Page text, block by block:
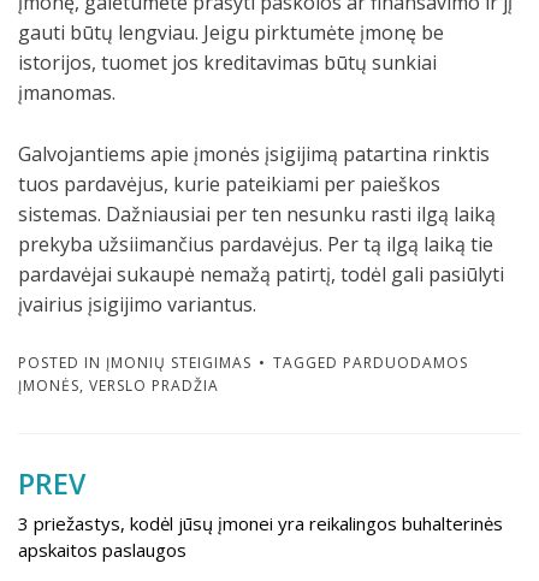
gauti būtų lengviau. Jeigu pirktumėte įmonę be
istorijos, tuomet jos kreditavimas būtų sunkiai
įmanomas.
Galvojantiems apie įmonės įsigijimą patartina rinktis
tuos pardavėjus, kurie pateikiami per paieškos
sistemas. Dažniausiai per ten nesunku rasti ilgą laiką
prekyba užsiimančius pardavėjus. Per tą ilgą laiką tie
pardavėjai sukaupė nemažą patirtį, todėl gali pasiūlyti
įvairius įsigijimo variantus.
POSTED IN ĮMONIŲ STEIGIMAS TAGGED PARDUODAMOS
ĮMONĖS, VERSLO PRADŽIA
Navigacija
tarp
įrašų
PREV
3 priežastys, kodėl jūsų įmonei yra reikalingos buhalterinės
apskaitos paslaugos